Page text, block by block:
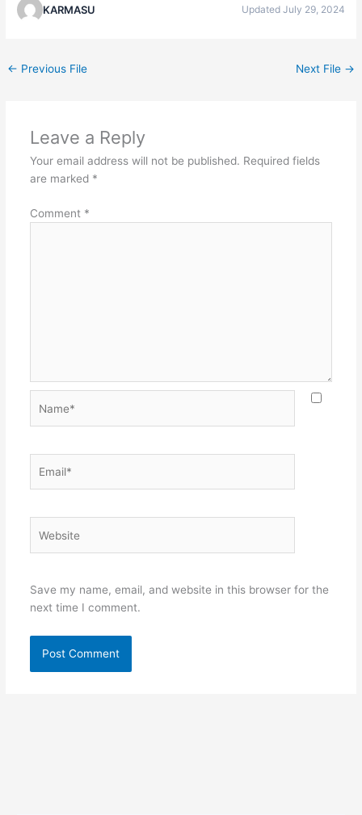
KARMASU Updated July 29, 2024
← Previous File Next File →
Leave a Reply
Your email address will not be published. Required fields
are marked *
Comment *
Save my name, email, and website in this browser for the
next time I comment.